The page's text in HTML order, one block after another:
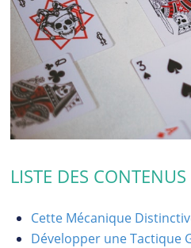
LISTE DES CONTENUS
Cette Mécanique
Développer une Tactique